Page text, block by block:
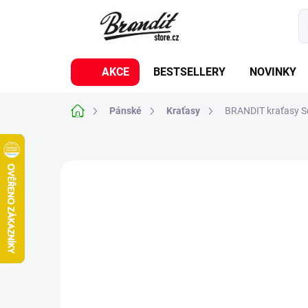
AKCE BESTSELLERY NOVINKY
Domů Pánské Kraťasy BRANDIT kraťasy